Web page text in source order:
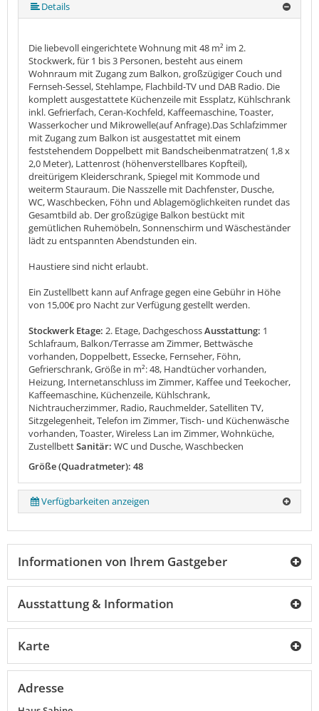
mehr (11 ) »
mehr (11 ) »
mehr (11 ) »
mehr (11 ) »
mehr (11 ) »
mehr (11 ) »
mehr (11 ) »
Details
Die liebevoll eingerichtete Wohnung mit 48 m² im 2.
Stockwerk, für 1 bis 3 Personen, besteht aus einem
Wohnraum mit Zugang zum Balkon, großzügiger Couch und
Fernseh-Sessel, Stehlampe, Flachbild-TV und DAB Radio. Die
komplett ausgestattete Küchenzeile mit Essplatz, Kühlschrank
inkl. Gefrierfach, Ceran-Kochfeld, Kaffeemaschine, Toaster,
Wasserkocher und Mikrowelle(auf Anfrage).Das Schlafzimmer
mit Zugang zum Balkon ist ausgestattet mit einem
feststehendem Doppelbett mit Bandscheibenmatratzen( 1,8 x
2,0 Meter), Lattenrost (höhenverstellbares Kopfteil),
dreitürigem Kleiderschrank, Spiegel mit Kommode und
weiterm Stauraum. Die Nasszelle mit Dachfenster, Dusche,
WC, Waschbecken, Föhn und Ablagemöglichkeiten rundet das
Gesamtbild ab. Der großzügige Balkon bestückt mit
gemütlichen Ruhemöbeln, Sonnenschirm und Wäscheständer
lädt zu entspannten Abendstunden ein.
Haustiere sind nicht erlaubt.
Ein Zustellbett kann auf Anfrage gegen eine Gebühr in Höhe
von 15,00€ pro Nacht zur Verfügung gestellt werden.
Stockwerk Etage: 2. Etage, DachgeschossAusstattung: 1
Schlafraum, Balkon/Terrasse am Zimmer, Bettwäsche
vorhanden, Doppelbett, Essecke, Fernseher, Föhn,
Gefrierschrank, Größe in m²: 48, Handtücher vorhanden,
Heizung, Internetanschluss im Zimmer, Kaffee und Teekocher,
Kaffeemaschine, Küchenzeile, Kühlschrank,
Nichtraucherzimmer, Radio, Rauchmelder, Satelliten TV,
Sitzgelegenheit, Telefon im Zimmer, Tisch- und Küchenwäsche
vorhanden, Toaster, Wireless Lan im Zimmer, Wohnküche,
ZustellbettSanitär: WC und Dusche, Waschbecken
Größe (Quadratmeter): 48
Verfügbarkeiten anzeigen
Informationen von Ihrem Gastgeber
Ausstattung & Information
Karte
Adresse